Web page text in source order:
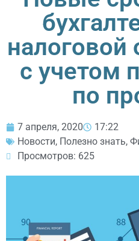
налоговой
с учетом
по
7 апреля, 2020
17:22
Новости, Полезно знать,
Просмотров: 625